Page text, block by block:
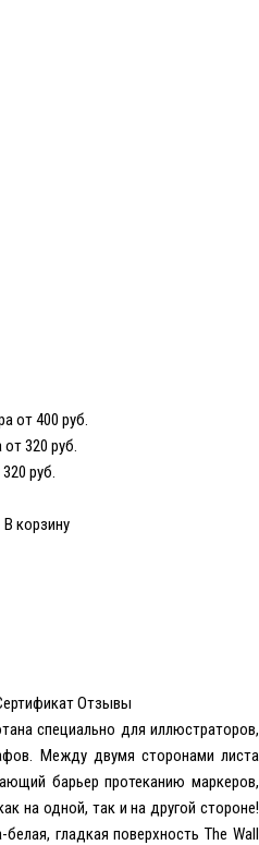
от 400 руб.
от 320 руб.
руб.
В корзину
Отзывы
специально для иллюстраторов,
Между двумя сторонами листа
барьер протеканию маркеров,
на одной, так и на другой стороне!
гладкая поверхность The Wall